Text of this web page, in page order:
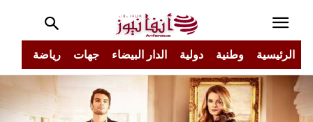
الرئيسية وطنية دولية الدار البيضاء جهات رياضة